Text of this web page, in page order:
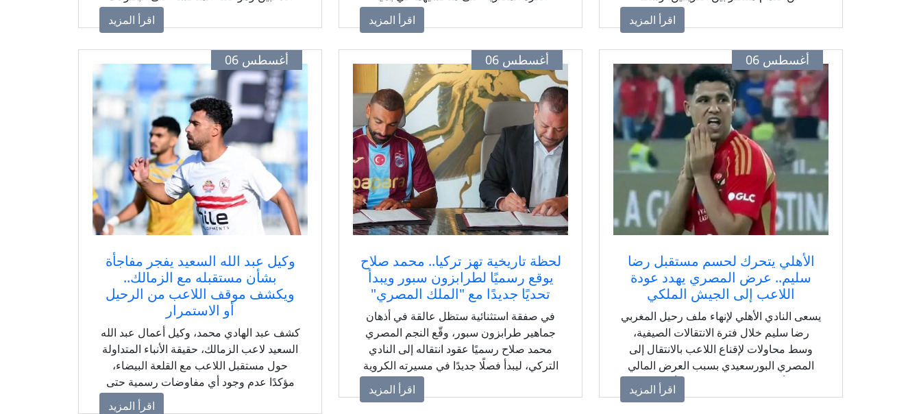
طموحات كبيرة من الفريق المصري لمواصلة
المنافسة على اللقب القاري.
اقرأ المزيد
المشوار القاري نحو اللقب.اقرأ المزيد اقرأ المزيد
أغسطس 06
الأهلي يتحرك لحسم مستقبل رضا
سليم.. عرض المصري يهدد عودة
اللاعب إلى الجيش الملكي
يسعى النادي الأهلي لإنهاء ملف رحيل المغربي
رضا سليم خلال فترة الانتقالات الصيفية،
وسط محاولات لإقناع اللاعب بالانتقال إلى
المصري البورسعيدي بسبب العرض المالي
الأقوى مقارنة بالخيارات الأخرى.اقرأ المزيد
أغسطس 06
لحظة تاريخية تهز تركيا.. محمد صلاح
يوقع رسميًا لطرابزون سبور ويبدأ
تحديًا جديدًا مع "الملك المصري"
في صفقة استثنائية ستظل عالقة في أذهان
جماهير طرابزون سبور، وقّع النجم المصري
محمد صلاح رسميًا عقود انتقاله إلى النادي
التركي، ليبدأ فصلًا جديدًا في مسيرته الكروية
وسط طموحات كبيرة داخل وخارج الملعب.
اقرأ المزيد
أغسطس 06
وكيل عبد الله السعيد يفجر مفاجأة
بشأن مستقبله مع الزمالك..
ويكشف موقف اللاعب من الرحيل
أو الاستمرار
كشف عبد الهادي محمد، وكيل أعمال عبد الله
السعيد لاعب الزمالك، حقيقة الأنباء المتداولة
حول مستقبل اللاعب مع القلعة البيضاء،
مؤكدًا عدم وجود أي مفاوضات رسمية حتى
الآن بين الطرفين. اقرأ المزيد